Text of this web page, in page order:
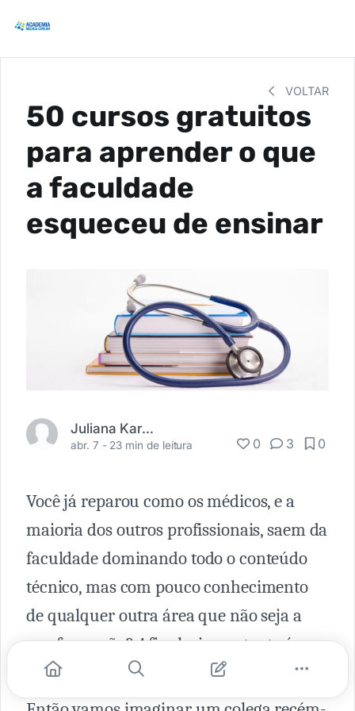
VOLTAR
50 cursos gratuitos
para aprender o que
a faculdade
esqueceu de ensinar
Juliana Karpinski
abr. 7 - 23 min de leitura 0 3 0
Você já reparou como os médicos, e a
maioria dos outros profissionais, saem da
faculdade dominando todo o conteúdo
técnico, mas com pouco conhecimento
de qualquer outra área que não seja a
sua formação? Afinal o importante é
saber sobre medicina, não é?